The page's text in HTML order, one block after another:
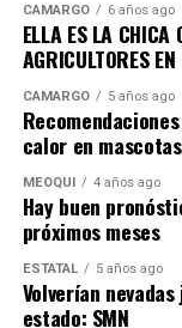
CAMARGO 6 años ago
ELLA ES LA CHICA
AGRICULTORES
CAMARGO 5 años ago
calor en mascotas
MEOQUI 4 años ago
Hay buen
próximos meses
ESTATAL 5 años ago
Volverían
estado: SMN